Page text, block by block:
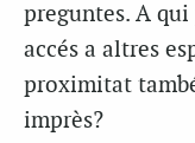
preguntes. A
accés a altres
proximitat
imprès?